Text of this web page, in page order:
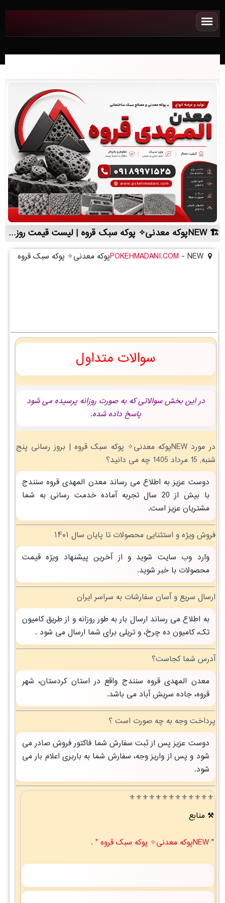
NEWپوکه معدنی✧ پوکه سبک قروه | لیست قیمت روز و خرید مستقیم ، مناسب تر از نمایندگی شهرستان ها
POKEHMADANI.COM - NEWپوکه معدنی✧ پوکه سبک قروه
سوالات متداول
در این بخش سوالاتی که به صورت روزانه پرسیده می شود
پاسخ داده شده.
در مورد NEWپوکه معدنی✧ پوکه سبک قروه | بروز رسانی پنج
شنبه, 15 مرداد 1405 چه می دانید؟
دوست عزیز به اطلاع می رساند معدن المهدی قروه سنندج
با بیش از 20 سال تجربه آماده خدمت رسانی به شما
مشتریان عزیز است.
فروش ویژه و استثنایی محصولات تا پایان سال ۱۴۰۱
وارد وب سایت شوید و از آخرین پیشنهاد ویژه قیمت
محصولات با خبر شوید.
ارسال سریع و آسان سفارشات به سراسر ایران
به اطلاع می رساند ارسال بار به طور روزانه و از طریق کامیون
تک، کامیون ده چرخ، و تریلی برای شما ارسال می شود .
آدرس شما کجاست؟
معدن المهدی قروه سنندج واقع در استان کردستان، شهر
قروه، جاده سریش آباد می باشد.
پرداخت وجه به چه صورت است ؟
دوست عزیز پس از ثبت سفارش شما فاکتور فروش صادر می
شود و پس از واریز وجه، سفارش شما به باربری اعلام بار می
شود.
⚜️⚜️⚜️⚜️⚜️⚜️⚜️⚜️⚜️⚜️⚜️⚜️⚜️
منابع
"NEWپوکه معدنی✧ پوکه سبک قروه " .